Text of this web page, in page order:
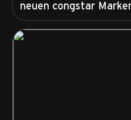
neuen congstar